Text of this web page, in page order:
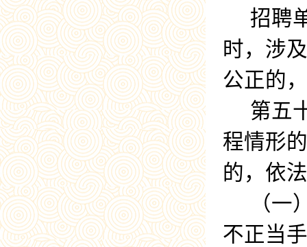
招聘
时，涉
公正的
第五
程情形
的，依
（
不正当